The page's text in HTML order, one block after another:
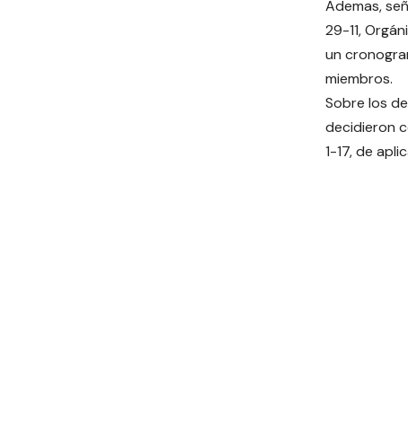
Ademas,
29-11,
un
miembros.
Sobre los
decidieron
1-17, de